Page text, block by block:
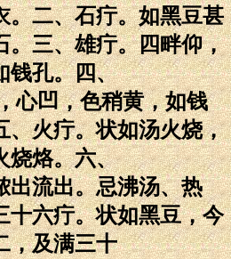
。二、石疔。如黑豆甚
。三、雄疔。四畔仰，
钱孔。四、
心凹，色稍黄，如钱
、火疔。状如汤火烧，
烧烙。六、
出流出。忌沸汤、热
十六疔。状如黑豆，今
，及满三十